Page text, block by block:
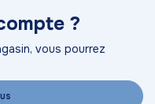
?
vous pourrez